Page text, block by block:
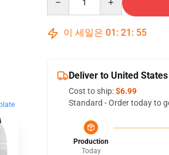
이 세일은 01 : 21 : 54
Deliver to United States
Cost to ship:$6.99
Standard - Order today to
Production
Today